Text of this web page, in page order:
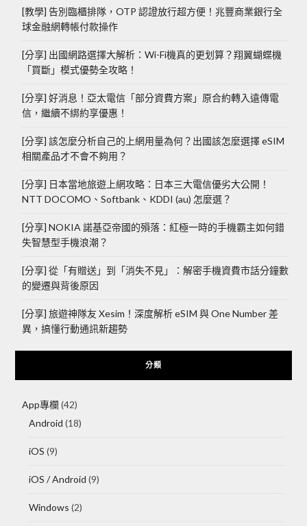
[教學] 告別臨櫃排隊，OTP 認證放行超方便！兆豐商業銀行全
球金融網轉帳付款操作
[分享] 出國網路選擇大解析：Wi-Fi機真的更划算？翔翼蝴蝶機
「買斷」模式優勢全攻略！
[分享] 好消息！亞太電信「部分資費方案」原合約轉入遠傳電
信，繼續不綁約享優惠！
[分享] 該怎麼分析自己的上網用量為何？出國該怎麼選擇 eSIM
相關產品才不會不夠用？
[分享] 日本當地旅遊上網攻略：日本三大電信優劣大公開！
NTT DOCOMO、Softbank、KDDI (au) 怎麼選？
[分享] NOKIA 諾基亞帝國的殞落：紅極一時的手機霸主如何錯
失智慧型手機浪潮？
[分享] 從「有贈送」到「消失不見」：解密手機資費市話分鐘數
的變遷與背後原因
[分享] 旅遊神隊友 Xesim！深度解析 eSIM 與 One Number 差
異，搞懂行動通訊新趨勢
分類
App專欄 (42)
Android (18)
iOS (9)
iOS / Android (9)
Windows (2)